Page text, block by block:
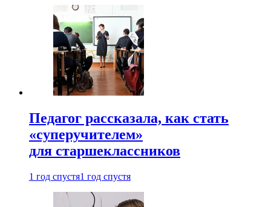
Педагог рассказала, как стать
«суперучителем»
для старшеклассников
1 год спустя1 год спустя